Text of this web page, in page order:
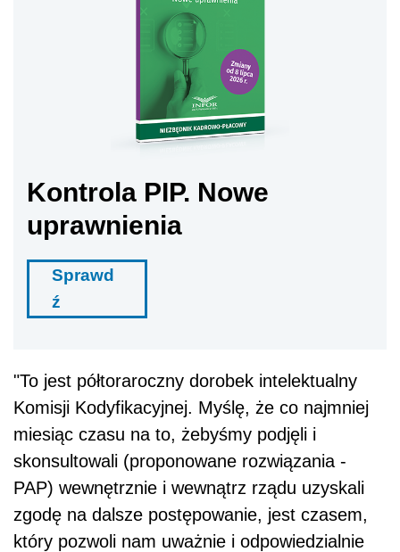
Kontrola PIP. Nowe
uprawnienia
Sprawd
ź
"To jest półtoraroczny dorobek intelektualny
Komisji Kodyfikacyjnej. Myślę, że co najmniej
miesiąc czasu na to, żebyśmy podjęli i
skonsultowali (proponowane rozwiązania -
PAP) wewnętrznie i wewnątrz rządu uzyskali
zgodę na dalsze postępowanie, jest czasem,
który pozwoli nam uważnie i odpowiedzialnie